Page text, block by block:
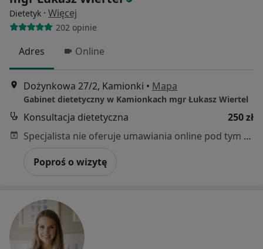
Dietetyk · Więcej
202 opinie
Adres Online
Dożynkowa 27/2, Kamionki • Mapa
Gabinet dietetyczny w Kamionkach mgr Łukasz Wiertel
Konsultacja dietetyczna
250 zł
Specjalista nie oferuje umawiania online pod tym adresem.
Poproś o wizytę